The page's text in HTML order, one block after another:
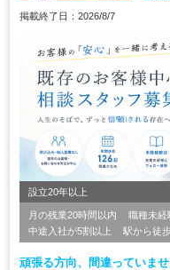
掲載終了日：2026/8/7
設立20年以上
月の残業20時間以内 職種未経
中途入社が5割以上
駅から徒
頑張る方向、間違っていま